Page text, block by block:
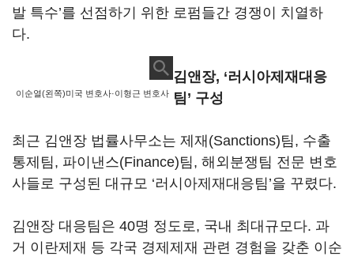
발 특수’를 선점하기 위한 로펌들간 경쟁이 치열하
다.
이순열(왼쪽)미국 변호사·이형근 변호사
김앤장, ‘러시아제재대응
팀’ 구성
최근 김앤장 법률사무소는 제재(Sanctions)팀, 수출
통제팀, 파이낸스(Finance)팀, 해외분쟁팀 전문 변호
사들로 구성된 대규모 ‘러시아제재대응팀’을 꾸렸다.
김앤장 대응팀은 40명 정도로, 국내 최대규모다. 과
거 이란제재 등 각국 경제제재 관련 경험을 갖춘 이순